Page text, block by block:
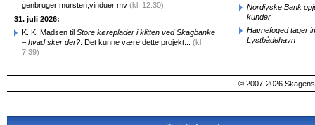
genbruger mursten,vinduer mv (kl. 12:30)
31. juli 2026:
K. K. Madsen til Store køreplader i klitten ved Skagbanke
– hvad sker der?: Det kunne være dette projekt... (kl.
7:39)
Nordjyske Bank
kunder
Havnefoged tager
Lystbådehavn
© 2007-2026